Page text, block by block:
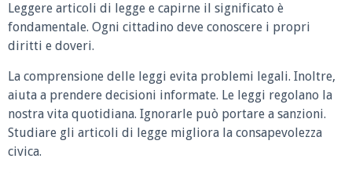
Leggere articoli di legge e capirne il significato è
fondamentale. Ogni cittadino deve conoscere i propri
diritti e doveri.
La comprensione delle leggi evita problemi legali. Inoltre,
aiuta a prendere decisioni informate. Le leggi regolano la
nostra vita quotidiana. Ignorarle può portare a sanzioni.
Studiare gli articoli di legge migliora la consapevolezza
civica.